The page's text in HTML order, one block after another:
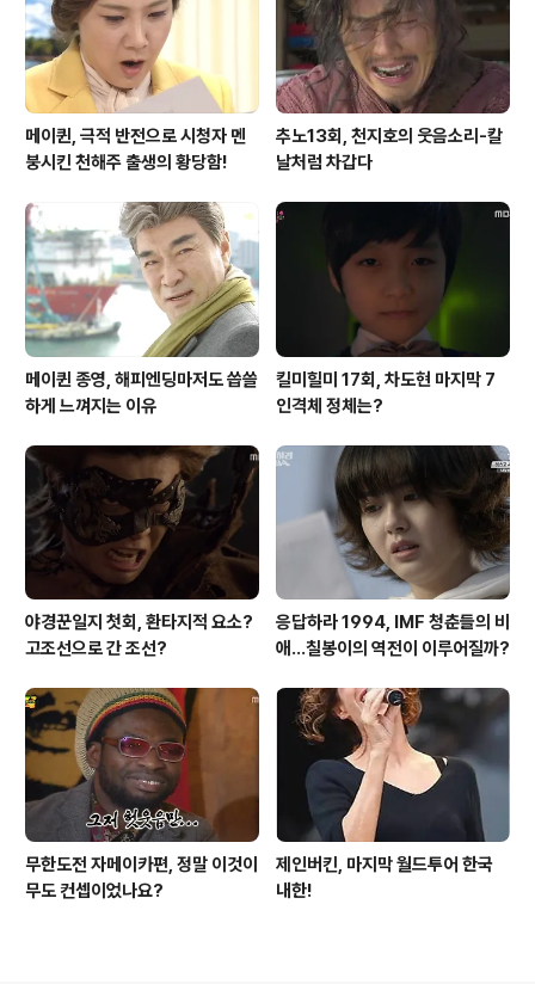
이 만나는 주진천은 서해바다물이 들어오고 나가는 강이
다. 밀물에는 서해바다물이 차오르고 썰물때에는 주진천..
메이퀸, 극적 반전으로 시청자 멘
붕시킨 천해주 출생의 황당함!
추노13회, 천지호의 웃음소리-칼
날처럼 차갑다
메이퀸 종영, 해피엔딩마저도 씁쓸
하게 느껴지는 이유
킬미힐미 17회, 차도현 마지막 7
인격체 정체는?
야경꾼일지 첫회, 환타지적 요소?
고조선으로 간 조선?
응답하라 1994, IMF 청춘들의 비
애...칠봉이의 역전이 이루어질까?
무한도전 자메이카편, 정말 이것이
무도 컨셉이었나요?
제인버킨, 마지막 월드투어 한국
내한!